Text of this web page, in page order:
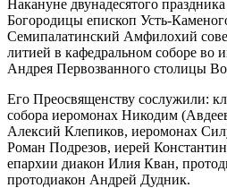
Накануне двунадесятого
Богородицы епископ Усть-
Семипалатинский Амфилохий
литией в кафедральном соборе во
Андрея Первозванного столицы
Его Преосвященству сослужили:
собора иеромонах Никодим
Алексий Клепиков, иеромонах
Роман Подрезов, иерей Константин
епархии диакон Илия Кван,
протодиакон Андрей Дудник.